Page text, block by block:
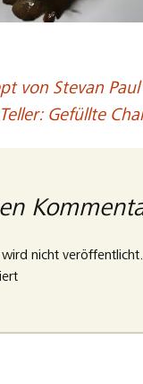
von Stevan
Gefüllte
nicht veröffentlicht.